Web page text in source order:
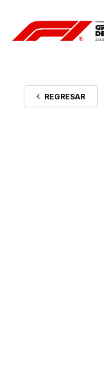
REGRESAR